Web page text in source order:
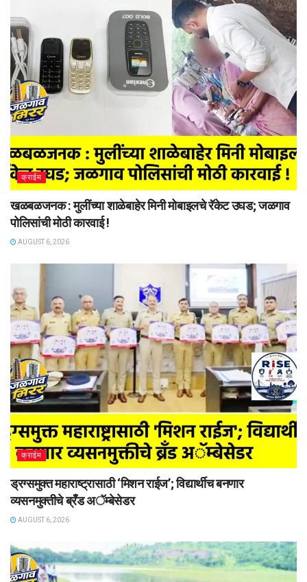
क्राईम
खळबळजनक : मुलींच्या शाळेबाहेर मिनी मोबाइलचे रॅकेट उघड; जळगाव
पोलिसांची मोठी कारवाई !
AUGUST 6, 2026
क्राईम
ड्रग्समुक्त महाराष्ट्रासाठी ‘मिशन राईज’; विद्यार्थीच बनणार
व्यसनमुक्तीचे ब्रँड अॅम्बेसेडर
AUGUST 6, 2026